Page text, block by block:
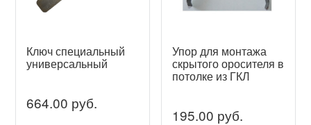
Ключ специальный
универсальный
664.00 руб.
Упор для монтажа
скрытого оросителя в
потолке из ГКЛ
195.00 руб.